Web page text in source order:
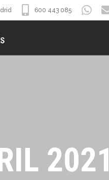
600 443 085
2021